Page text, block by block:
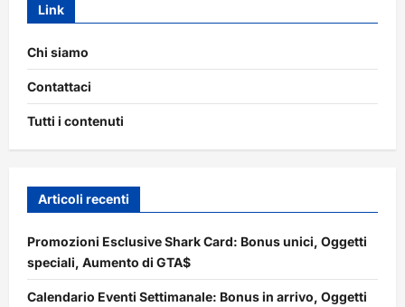
Link
Chi siamo
Contattaci
Tutti i contenuti
Articoli recenti
Promozioni Esclusive Shark Card: Bonus unici, Oggetti
speciali, Aumento di GTA$
Calendario Eventi Settimanale: Bonus in arrivo, Oggetti